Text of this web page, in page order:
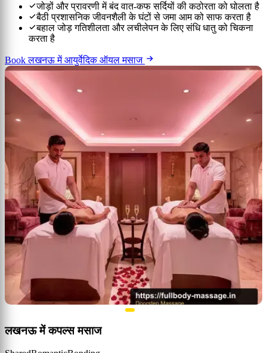
जोड़ों और प्रावरणी में बंद वात-कफ सर्दियों की कठोरता को घोलता है
बैठी प्रशासनिक जीवनशैली के घंटों से जमा आम को साफ करता है
बहाल जोड़ गतिशीलता और लचीलेपन के लिए संधि धातु को चिकना
करता है
Book लखनऊ में आयुर्वेदिक ऑयल मसाज
लखनऊ में कपल्स मसाज